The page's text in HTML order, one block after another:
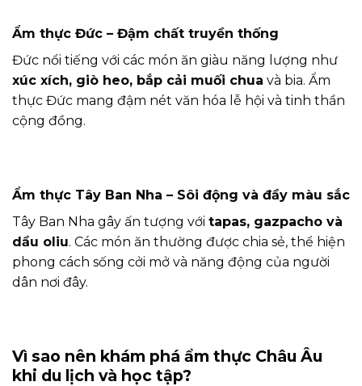
Ẩm thực Đức – Đậm chất truyền thống
Đức nổi tiếng với các món ăn giàu năng lượng như
xúc xích, giò heo, bắp cải muối chua và bia. Ẩm
thực Đức mang đậm nét văn hóa lễ hội và tinh thần
cộng đồng.
Ẩm thực Tây Ban Nha – Sôi động và đầy màu sắc
Tây Ban Nha gây ấn tượng với tapas, gazpacho và
dầu oliu. Các món ăn thường được chia sẻ, thể hiện
phong cách sống cởi mở và năng động của người
dân nơi đây.
Vì sao nên khám phá ẩm thực Châu Âu
khi du lịch và học tập?